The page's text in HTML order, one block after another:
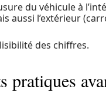
du véhicule à
aussi l’extérieur
des chiffres.
pratiques